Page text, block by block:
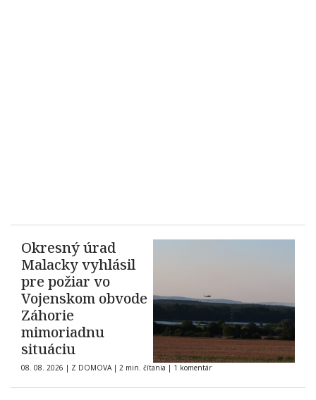
Okresný úrad
Malacky vyhlásil
pre požiar vo
Vojenskom obvode
Záhorie
mimoriadnu
situáciu
08. 08. 2026 | Z DOMOVA | 2 min. čítania | 1 komentár